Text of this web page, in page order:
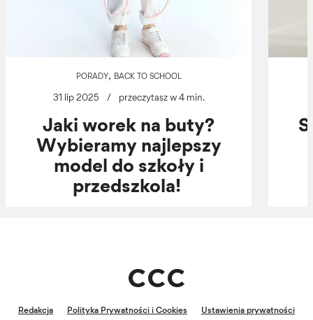
PORADY, BACK TO SCHOOL
31 lip 2025 / przeczytasz w 4 min.
Jaki worek na buty?
Wybieramy najlepszy
model do szkoły i
przedszkola!
Redakcja Polityka Prywatności i Cookies Ustawienia prywatności